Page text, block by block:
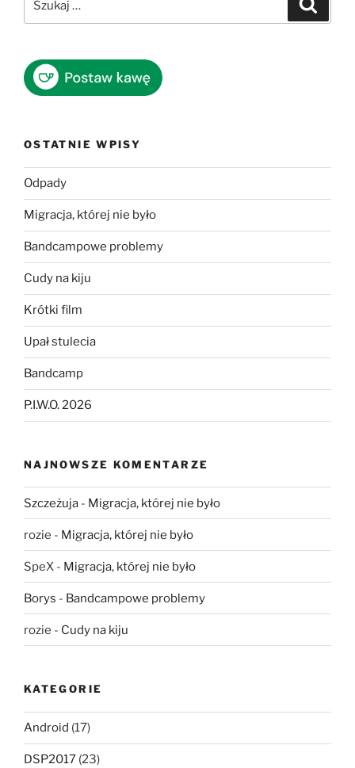
OSTATNIE WPISY
Odpady
Migracja, której nie było
Bandcampowe problemy
Cudy na kiju
Krótki film
Upał stulecia
Bandcamp
P.I.W.O. 2026
NAJNOWSZE KOMENTARZE
Szczeżuja - Migracja, której nie było
rozie - Migracja, której nie było
SpeX - Migracja, której nie było
Borys - Bandcampowe problemy
rozie - Cudy na kiju
KATEGORIE
Android (17)
DSP2017 (23)